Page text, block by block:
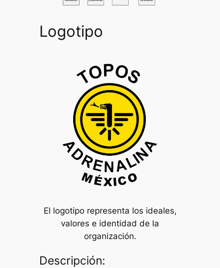
Logotipo
El logotipo representa los ideales,
valores e identidad de la
organización.
Descripción: